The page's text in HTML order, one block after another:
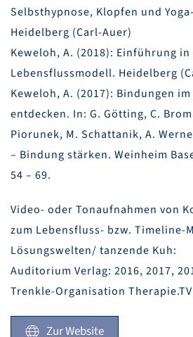
Selbsthypnose, Klopfen und
Heidelberg (Carl-Auer)
Keweloh, A. (2018): Einführung in
Lebensflussmodell. Heidelberg
Keweloh, A. (2017): Bindungen
entdecken. In: G. Götting, C.
Piorunek, M. Schattanik, A.
– Bindung stärken. Weinheim
54 – 69.
Video- oder Tonaufnahmen von
zum Lebensfluss- bzw. Timeline-
Lösungswelten/ tanzende Kuh:
Auditorium Verlag: 2016, 2017,
Trenkle-Organisation
Zur Website